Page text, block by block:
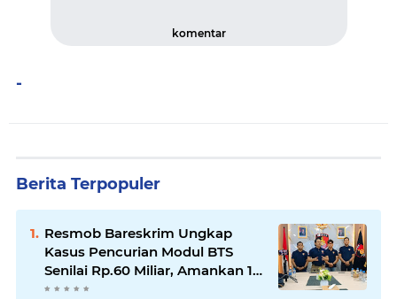
komentar
-
Berita Terpopuler
Resmob Bareskrim Ungkap
Kasus Pencurian Modul BTS
Senilai Rp.60 Miliar, Amankan 12
Tersangka